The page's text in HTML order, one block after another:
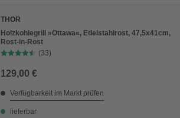
THOR
Holzkohlegrill »Ottawa«, Edelstahlrost, 47,5x41cm,
Rost-in-Rost
(33)
129,00 €
Verfügbarkeit im Markt prüfen
lieferbar